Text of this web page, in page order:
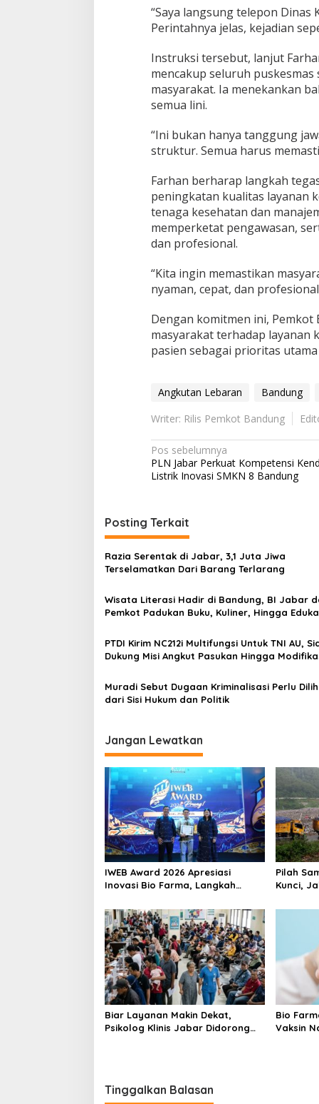
“Saya langsung telepon
Perintahnya jelas, kejadian
Instruksi tersebut, lanjut
mencakup seluruh
masyarakat. Ia menekankan
semua lini.
“Ini bukan hanya tanggung
struktur. Semua harus
Farhan berharap langkah
peningkatan kualitas layanan
tenaga kesehatan dan
memperketat pengawasan,
dan profesional.
“Kita ingin memastikan
nyaman, cepat, dan
Dengan komitmen ini,
masyarakat terhadap layanan
pasien sebagai prioritas
Angkutan Lebaran Bandung
Writer: Rilis Pemkot Bandung
Navigasi
pos
Pos sebelumnya
PLN Jabar Perkuat Kompetensi
Listrik Inovasi SMKN 8 Bandung
Posting Terkait
Razia Serentak di Jabar, 3,1 Juta Jiwa
Terselamatkan Dari Barang Terlarang
Wisata Literasi Hadir di Bandung, BI Jabar
Pemkot Padukan Buku, Kuliner, Hingga
PTDI Kirim NC212i Multifungsi Untuk TNI AU,
Dukung Misi Angkut Pasukan Hingga
Muradi Sebut Dugaan Kriminalisasi Perlu
dari Sisi Hukum dan Politik
Jangan Lewatkan
IWEB Award 2026 Apresiasi
Inovasi Bio Farma, Langkah
Kian Menguat
Pilah
Kunci,
Biar Layanan Makin Dekat,
Psikolog Klinis Jabar Didorong
Bio
Vaksin
Tinggalkan Balasan